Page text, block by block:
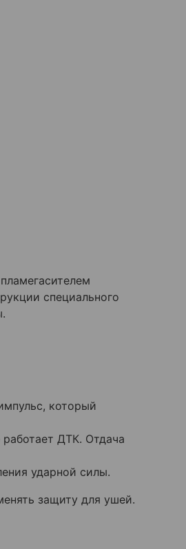
специального
который
ДТК. Отдача
ударной силы.
защиту для ушей.